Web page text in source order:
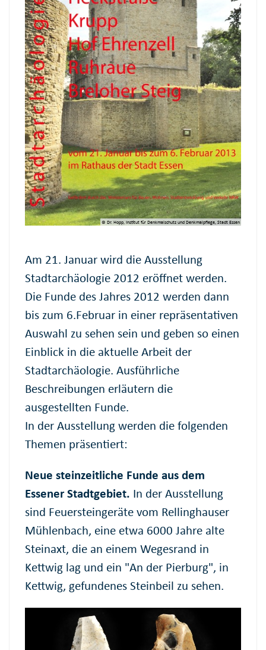
© Dr. Hopp, Institut für Denkmalschutz und Denkmalpflege, Stadt Essen
Am 21. Januar wird die Ausstellung
Stadtarchäologie 2012 eröffnet werden.
Die Funde des Jahres 2012 werden dann
bis zum 6.Februar in einer repräsentativen
Auswahl zu sehen sein und geben so einen
Einblick in die aktuelle Arbeit der
Stadtarchäologie. Ausführliche
Beschreibungen erläutern die
ausgestellten Funde.
In der Ausstellung werden die folgenden
Themen präsentiert:
Neue steinzeitliche Funde aus dem
Essener Stadtgebiet. In der Ausstellung
sind Feuersteingeräte vom Rellinghauser
Mühlenbach, eine etwa 6000 Jahre alte
Steinaxt, die an einem Wegesrand in
Kettwig lag und ein "An der Pierburg", in
Kettwig, gefundenes Steinbeil zu sehen.